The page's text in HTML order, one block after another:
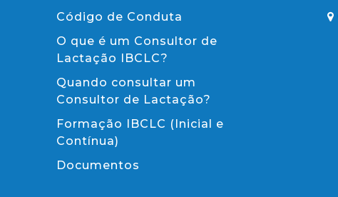
Código de Conduta
O que é um Consultor de
Lactação IBCLC?
Quando consultar um
Consultor de Lactação?
Formação IBCLC (Inicial e
Contínua)
Documentos